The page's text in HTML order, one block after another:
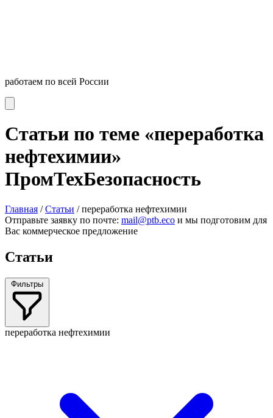
работаем по всей России
Статьи по теме «переработка
нефтехимии»
ПромТехБезопасность
Главная /Статьи /переработка нефтехимии
Отправьте заявку по почте: mail@ptb.eco и мы подготовим для
Вас коммерческое предложение
Статьи
Фильтры
переработка нефтехимии